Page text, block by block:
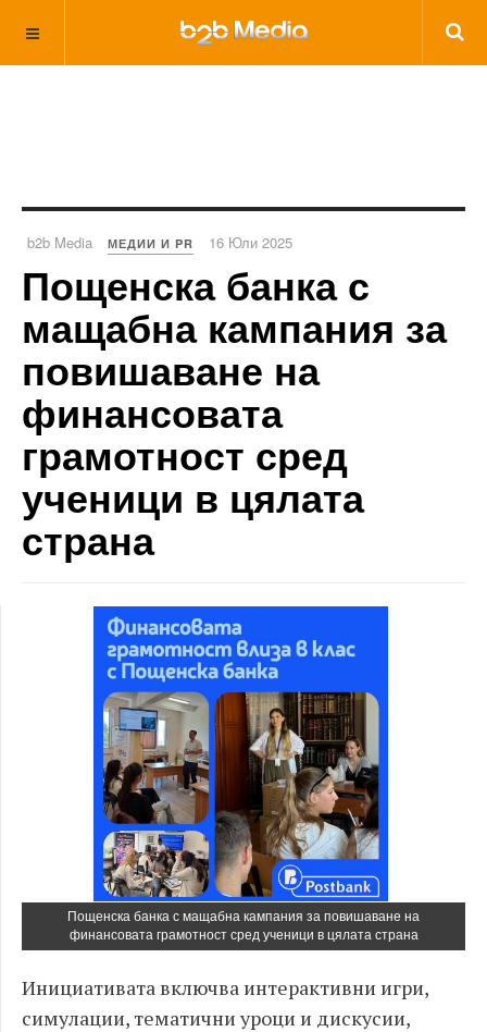
b2b Media МЕДИИ И PR 16 Юли 2025
Пощенска банка с
мащабна кампания за
повишаване на
финансовата
грамотност сред
ученици в цялата
страна
Пощенска банка с мащабна кампания за повишаване на
финансовата грамотност сред ученици в цялата страна
Инициативата включва интерактивни игри,
симулации, тематични уроци и дискусии,